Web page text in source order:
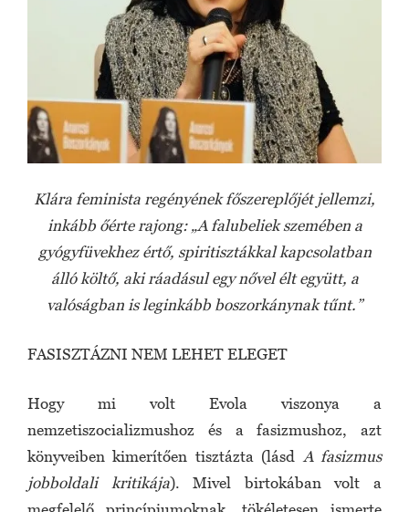
Klára feminista regényének főszereplőjét jellemzi,
inkább őérte rajong: „A falubeliek szemében a
gyógyfüvekhez értő, spiritisztákkal kapcsolatban
álló költő, aki ráadásul egy nővel élt együtt, a
valóságban is leginkább boszorkánynak tűnt.”
FASISZTÁZNI NEM LEHET ELEGET
Hogy mi volt Evola viszonya a
nemzetiszocializmushoz és a fasizmushoz, azt
könyveiben kimerítően tisztázta (lásdA fasizmus
jobboldali kritikája). Mivel birtokában volt a